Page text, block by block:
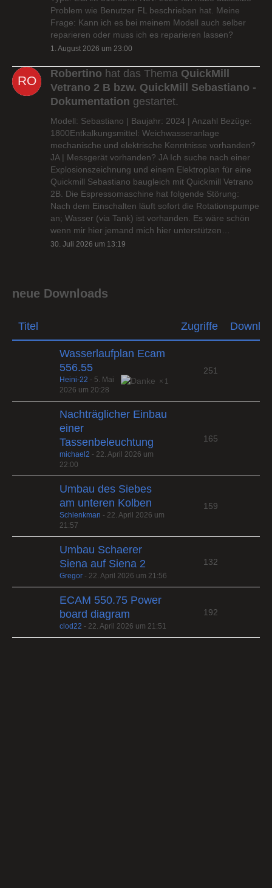
Problem wie Benutzer FL beschrieben hat. Meine
Frage: Kann ich es bei meinem Modell auch selber
reparieren oder muss ich es reparieren lassen?
1. August 2026 um 23:00
Robertino hat das Thema QuickMill
Vetrano 2 B bzw. QuickMill Sebastiano -
Dokumentation gestartet.
Modell: Sebastiano | Baujahr: 2024 | Anzahl Bezüge:
1800Entkalkungsmittel: Weichwasseranlage
mechanische und elektrische Kenntnisse vorhanden?
JA | Messgerät vorhanden? JA Ich suche nach einer
Explosionszeichnung und einem Elektroplan für eine
Quickmill Sebastiano baugleich mit Quickmill Vetrano
2B. Die Espressomaschine hat folgende Störung:
Nach dem Einschalten läuft sofort die Rotationspumpe
an; Wasser (via Tank) ist vorhanden. Es wäre schön
wenn mir hier jemand mich hier unterstützen…
30. Juli 2026 um 13:19
neue Downloads
Titel Zugriffe
Wasserlaufplan Ecam
556.55
1
Heini-22 - 5. Mai
2026 um 20:28
251
Nachträglicher Einbau
einer
Tassenbeleuchtung
michael2 - 22. April 2026 um
22:00
165
Umbau des Siebes
am unteren Kolben
Schlenkman - 22. April 2026 um
21:57
159
Umbau Schaerer
Siena auf Siena 2
Gregor - 22. April 2026 um 21:56
132
ECAM 550.75 Power
board diagram
clod22 - 22. April 2026 um 21:51
192